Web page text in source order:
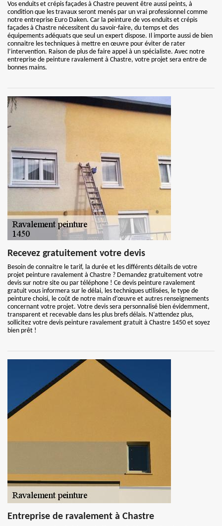
Vos enduits et crépis façades à Chastre peuvent être aussi peints, à
condition que les travaux seront menés par un vrai professionnel comme
notre entreprise Euro Daken. Car la peinture de vos enduits et crépis
façades à Chastre nécessitent du savoir-faire, du temps et des
équipements adéquats que seul un expert dispose. Il importe aussi de bien
connaitre les techniques à mettre en œuvre pour éviter de rater
l’intervention. Raison de plus de faire appel à un spécialiste. Avec notre
entreprise de peinture ravalement à Chastre, votre projet sera entre de
bonnes mains.
Recevez gratuitement votre devis
Besoin de connaitre le tarif, la durée et les différents détails de votre
projet peinture ravalement à Chastre ? Demandez gratuitement votre
devis sur notre site ou par téléphone ! Ce devis peinture ravalement
gratuit vous informera sur le délai, les techniques utilisées, le type de
peinture choisi, le coût de notre main d’œuvre et autres renseignements
concernant votre projet. Votre devis sera personnalisé bien évidemment,
transparent et recevable dans les plus brefs délais. N’attendez plus,
sollicitez votre devis peinture ravalement gratuit à Chastre 1450 et soyez
bien prêt !
Entreprise de ravalement à Chastre